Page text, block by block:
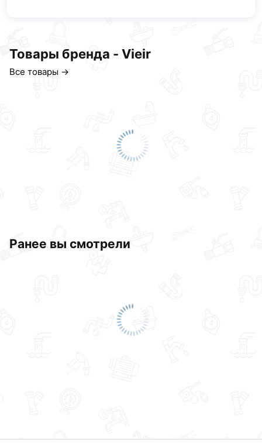
Товары бренда - Vieir
Все товары →
Ранее вы смотрели